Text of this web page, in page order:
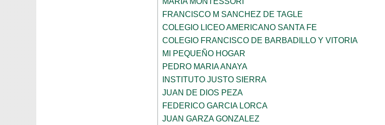
FRANCISCO M SANCHEZ DE TAGLE
COLEGIO LICEO AMERICANO SANTA FE
COLEGIO FRANCISCO DE BARBADILLO Y VITORIA
MI PEQUEÑO HOGAR
PEDRO MARIA ANAYA
INSTITUTO JUSTO SIERRA
JUAN DE DIOS PEZA
FEDERICO GARCIA LORCA
JUAN GARZA GONZALEZ